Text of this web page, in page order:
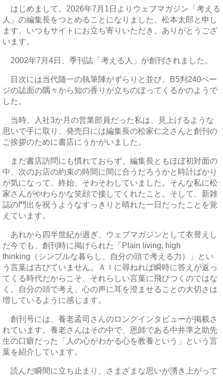
はじめまして。2026年7月1日よりウェブマガジン「考える
人」の編集長をつとめることになりました、松本太郎と申し
ます。いつもサイトにお立ち寄りいただき、ありがとうござ
います。
2002年7月4日、季刊誌「考える人」が創刊されました。
目次には当代随一の執筆陣がずらりと並び、B5判240ペー
ジの誌面の隅々から知の香りが立ちのぼってくるかのようで
した。
当時、入社3か月の営業部員だった私は、見上げるような
思いで手に取り、発売日には編集長の松家仁之さんと創刊の
ご挨拶のために書店にうかがいました。
まだ書店訪問にも慣れておらず、編集長ともほぼ初対面の
中、次のお店の約束の時間に間に合うだろうかと時計ばかり
が気になって、終始、そわそわしていました。そんな私に松
家さんがやわらかな笑顔で接してくれたこと、そして、新雑
誌の門出を祝うようなすっきりと晴れた一日だったことを覚
えています。
あれから四半世紀が過ぎ、ウェブマガジンとして衣替えし
た今でも、創刊時に掲げられた「Plain living, high
thinking（シンプルな暮らし、自分の頭で考える力）」とい
う言葉は古びていません。ＡＩに尋ねれば瞬時に答えが返っ
てくる時代だからこそ、それらしい言葉に飛びつくのではな
く、自分の頭で考え、心の声に耳を澄ませることの大切さは
増しているように感じます。
創刊号には、養老孟司さんのロングインタビューが掲載さ
れています。養老さんはその中で、恩師である中井準之助先
生の口癖だった「人の心がわかる心を教養という」という言
葉を紹介しています。
読んだ瞬間に立ち止まり、さまざまな思いが湧き上がって